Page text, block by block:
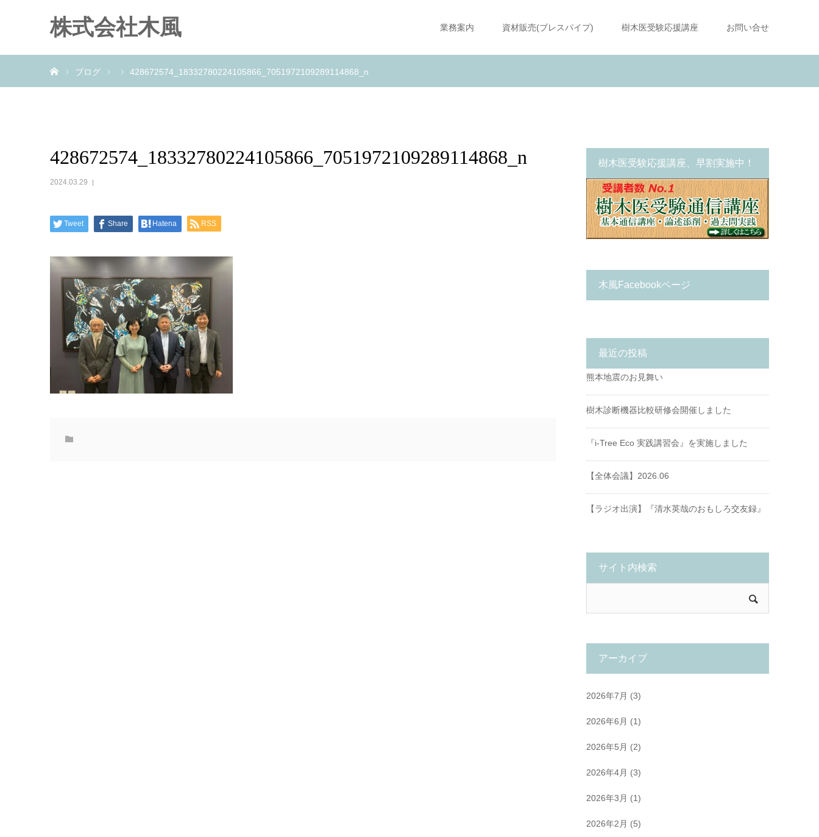
株式会社木風 業務案内 資材販売(ブレスパイプ) 樹木医受験応援講座 お問い合せ
ブログ 428672574_18332780224105866_7051972109289114868_n
428672574_18332780224105866_7051972109289114868_n
2024.03.29
Tweet Share Hatena RSS
樹木医受験応援講座、早割実施中！
木風Facebookページ
最近の投稿
熊本地震のお見舞い
樹木診断機器比較研修会開催しました
『i-Tree Eco 実践講習会』を実施しました
【全体会議】2026.06
【ラジオ出演】『清水英哉のおもしろ交友録』
サイト内検索
アーカイブ
2026年7月 (3)
2026年6月 (1)
2026年5月 (2)
2026年4月 (3)
2026年3月 (1)
2026年2月 (5)